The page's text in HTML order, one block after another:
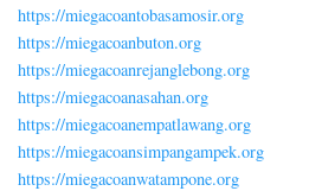
https://miegacoantobasamosir.org
https://miegacoanbuton.org
https://miegacoanrejanglebong.org
https://miegacoanasahan.org
https://miegacoanempatlawang.org
https://miegacoansimpangampek.org
https://miegacoanwatampone.org